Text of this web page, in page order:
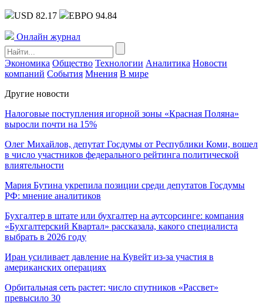
USD 82.17 ЕВРО 94.84
Онлайн журнал
Экономика Общество Технологии Аналитика Новости
компаний События Мнения В мире
Другие новости
Налоговые поступления игорной зоны «Красная Поляна»
выросли почти на 15%
Олег Михайлов, депутат Госдумы от Республики Коми, вошел
в число участников федерального рейтинга политической
влиятельности
Мария Бутина укрепила позиции среди депутатов Госдумы
РФ: мнение аналитиков
Бухгалтер в штате или бухгалтер на аутсорсинге: компания
«Бухгалтерский Квартал» рассказала, какого специалиста
выбрать в 2026 году
Иран усиливает давление на Кувейт из-за участия в
американских операциях
Орбитальная сеть растет: число спутников «Рассвет»
превысило 30